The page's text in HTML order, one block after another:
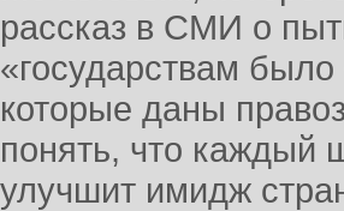
рассказ в СМИ о
«государствам
которые даны
понять, что каждый
улучшит имидж